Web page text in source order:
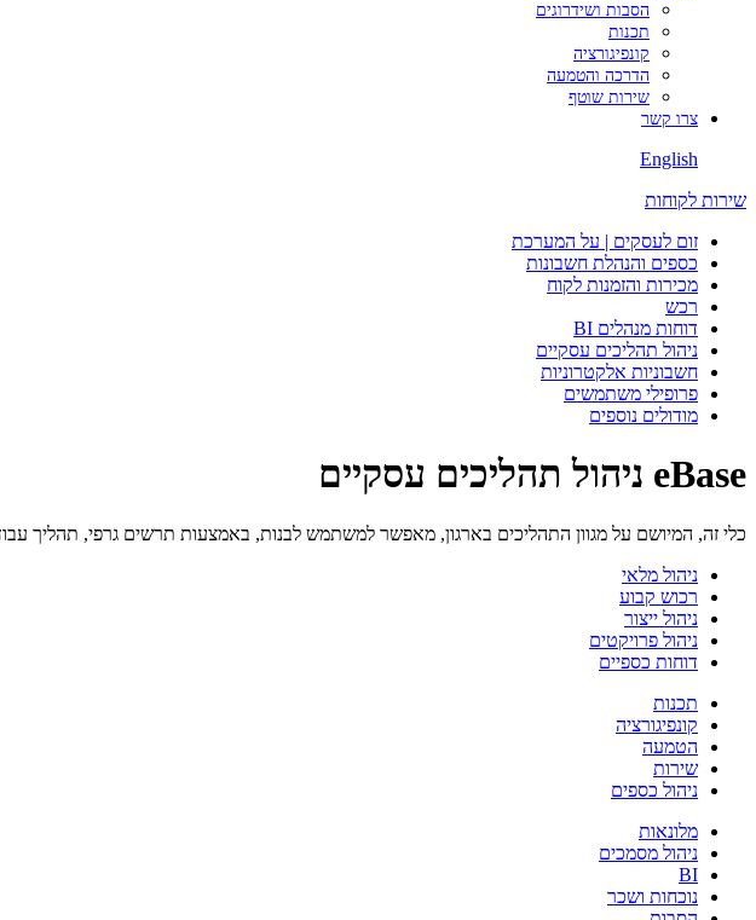
הסבות ושידרוגים
תכנות
קונפיגורציה
הדרכה והטמעה
שירות שוטף
צרו קשר
English
שירות לקוחות
זום לעסקים | על המערכת
כספים והנהלת חשבונות
מכירות והזמנות לקוח
רכש
דוחות מנהלים BI
ניהול תהליכים עסקיים
חשבוניות אלקטרוניות
פרופילי משתמשים
מודולים נוספים
eBase ניהול תהליכים עסקיים
כלי זה, המיושם על מגוון התהליכים בארגון, מאפשר למשתמש לבנות, באמצעות תרשים גרפי, תהליך
ניהול מלאי
רכוש קבוע
ניהול ייצור
ניהול פרויקטים
דוחות כספיים
תכנות
קונפיגורציה
הטמעה
שירות
ניהול כספים
מלונאות
ניהול מסמכים
BI
נוכחות ושכר